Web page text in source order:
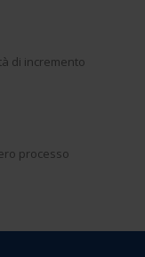
di incremento
processo